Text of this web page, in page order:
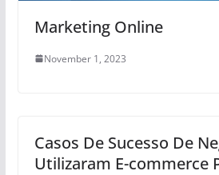
Marketing Online
November 1, 2023
Casos De Sucesso De
Utilizaram E-commerce